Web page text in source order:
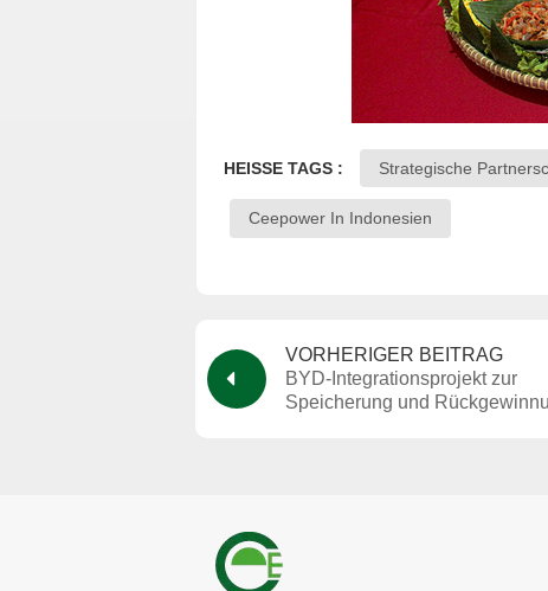
HEISSE TAGS : Strategische
Ceepower In Indonesien
VORHERIGER BEITRAG
BYD-Integrationsprojekt zur
Speicherung und